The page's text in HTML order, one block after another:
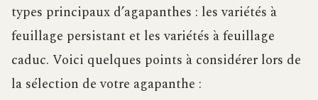
types principaux d’agapanthes : les variétés à
feuillage persistant et les variétés à feuillage
caduc. Voici quelques points à considérer lors de
la sélection de votre agapanthe :